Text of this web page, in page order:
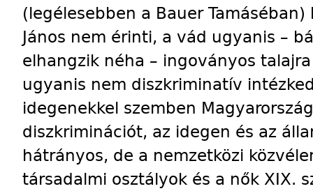
(legélesebben a Bauer
János nem érinti, a vád ugyanis –
elhangzik néha – ingoványos
ugyanis nem diszkriminatív
idegenekkel szemben
diszkriminációt, az idegen és az
hátrányos, de a nemzetközi
társadalmi osztályok és a nők XIX.